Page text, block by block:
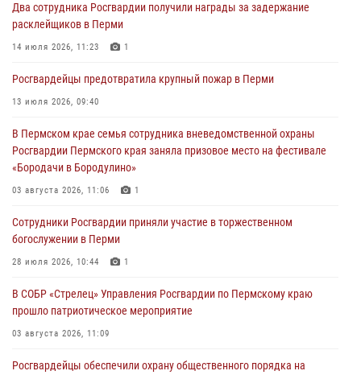
юных спортсменов
03 августа 2026, 10:59
30 июля 2026, 05:19
богослужении в Перми
28 июля 2026, 10:44
Росгвардейцы оказали силовую поддержку при задержании
28 июля 2026, 06:15
Два сотрудника Росгвардии получили награды за задержание
расклейщиков в Перми
14 июля 2026, 11:23 1
Росгвардейцы предотвратила крупный пожар в Перми
13 июля 2026, 09:40
В Пермском крае семья сотрудника вневедомственной охраны
Росгвардии Пермского края заняла призовое место на фестивале
«Бородачи в Бородулино»
03 августа 2026, 11:06 1
Сотрудники Росгвардии приняли участие в торжественном
богослужении в Перми
28 июля 2026, 10:44 1
В СОБР «Стрелец» Управления Росгвардии по Пермскому краю
прошло патриотическое мероприятие
03 августа 2026, 11:09
Росгвардейцы обеспечили охрану общественного порядка на